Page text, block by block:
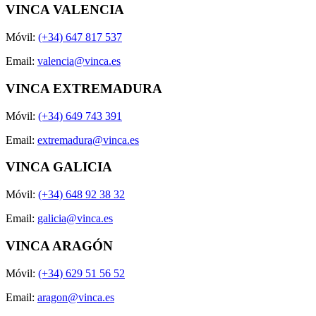
VINCA VALENCIA
Móvil: (+34) 647 817 537
Email: valencia@vinca.es
VINCA EXTREMADURA
Móvil: (+34) 649 743 391
Email: extremadura@vinca.es
VINCA GALICIA
Móvil: (+34) 648 92 38 32
Email: galicia@vinca.es
VINCA ARAGÓN
Móvil: (+34) 629 51 56 52
Email: aragon@vinca.es